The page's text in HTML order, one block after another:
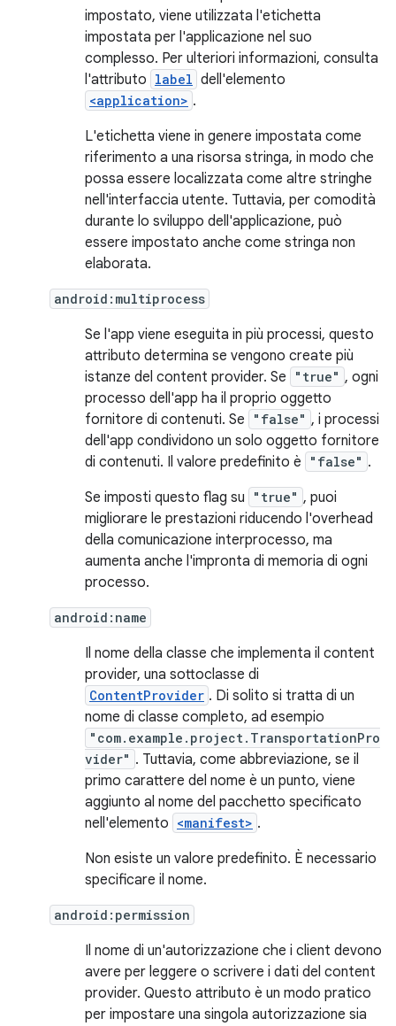
impostato, viene utilizzata l'etichetta
impostata per l'applicazione nel suo
complesso. Per ulteriori informazioni, consulta
l'attributo label dell'elemento
<application> .
L'etichetta viene in genere impostata come
riferimento a una risorsa stringa, in modo che
possa essere localizzata come altre stringhe
nell'interfaccia utente. Tuttavia, per comodità
durante lo sviluppo dell'applicazione, può
essere impostato anche come stringa non
elaborata.
android:multiprocess
Se l'app viene eseguita in più processi, questo
attributo determina se vengono create più
istanze del content provider. Se
"true" , ogni
processo dell'app ha il proprio oggetto
fornitore di contenuti. Se
"false" , i processi
dell'app condividono un solo oggetto fornitore
di contenuti. Il valore predefinito è
"false" .
Se imposti questo flag su
"true" , puoi
migliorare le prestazioni riducendo l'overhead
della comunicazione interprocesso, ma
aumenta anche l'impronta di memoria di ogni
processo.
android:name
Il nome della classe che implementa il content
provider, una sottoclasse di
ContentProvider . Di solito si tratta di un
nome di classe completo, ad esempio
"com.example.project.TransportationPro
vider" . Tuttavia, come abbreviazione, se il
primo carattere del nome è un punto, viene
aggiunto al nome del pacchetto specificato
nell'elemento <manifest> .
Non esiste un valore predefinito. È necessario
specificare il nome.
android:permission
Il nome di un'autorizzazione che i client devono
avere per leggere o scrivere i dati del content
provider. Questo attributo è un modo pratico
per impostare una singola autorizzazione sia